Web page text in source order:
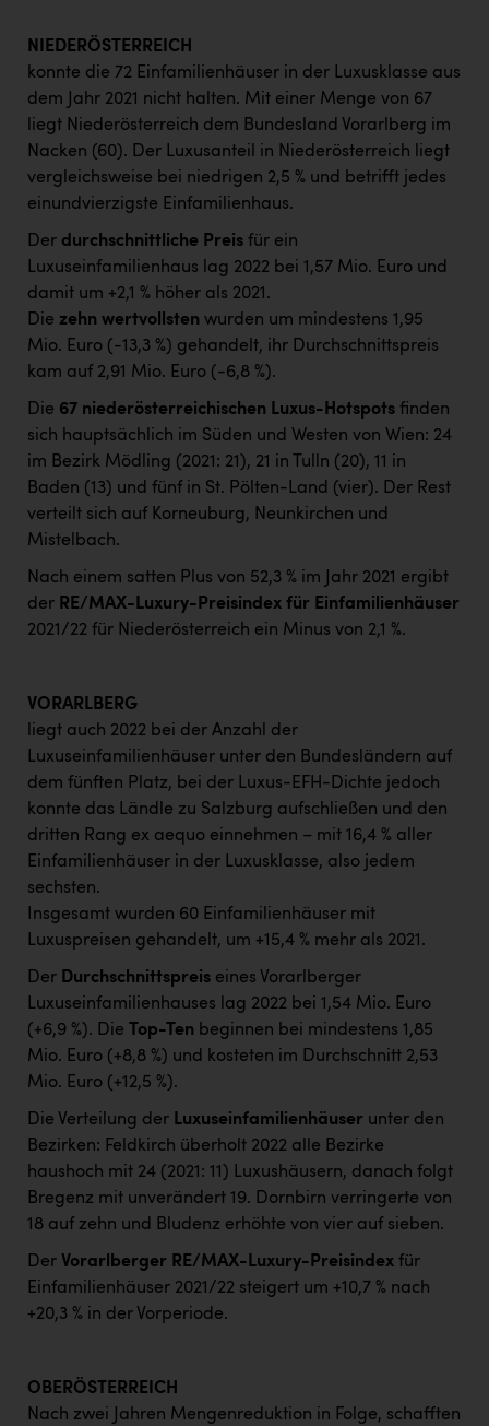
NIEDERÖSTERREICH
konnte die 72 Einfamilienhäuser in der Luxusklasse aus
dem Jahr 2021 nicht halten. Mit einer Menge von 67
liegt Niederösterreich dem Bundesland Vorarlberg im
Nacken (60). Der Luxusanteil in Niederösterreich liegt
vergleichsweise bei niedrigen 2,5 % und betrifft jedes
einundvierzigste Einfamilienhaus.
Der durchschnittliche Preis für ein
Luxuseinfamilienhaus lag 2022 bei 1,57 Mio. Euro und
damit um +2,1 % höher als 2021.
Die zehn wertvollsten wurden um mindestens 1,95
Mio. Euro (-13,3 %) gehandelt, ihr Durchschnittspreis
kam auf 2,91 Mio. Euro (-6,8 %).
Die 67 niederösterreichischen Luxus-Hotspots finden
sich hauptsächlich im Süden und Westen von Wien: 24
im Bezirk Mödling (2021: 21), 21 in Tulln (20), 11 in
Baden (13) und fünf in St. Pölten-Land (vier). Der Rest
verteilt sich auf Korneuburg, Neunkirchen und
Mistelbach.
Nach einem satten Plus von 52,3 % im Jahr 2021 ergibt
der RE/MAX-Luxury-Preisindex für Einfamilienhäuser
2021/22 für Niederösterreich ein Minus von 2,1 %.
VORARLBERG
liegt auch 2022 bei der Anzahl der
Luxuseinfamilienhäuser unter den Bundesländern auf
dem fünften Platz, bei der Luxus-EFH-Dichte jedoch
konnte das Ländle zu Salzburg aufschließen und den
dritten Rang ex aequo einnehmen – mit 16,4 % aller
Einfamilienhäuser in der Luxusklasse, also jedem
sechsten.
Insgesamt wurden 60 Einfamilienhäuser mit
Luxuspreisen gehandelt, um +15,4 % mehr als 2021.
Der Durchschnittspreis eines Vorarlberger
Luxuseinfamilienhauses lag 2022 bei 1,54 Mio. Euro
(+6,9 %). Die Top-Ten beginnen bei mindestens 1,85
Mio. Euro (+8,8 %) und kosteten im Durchschnitt 2,53
Mio. Euro (+12,5 %).
Die Verteilung der Luxuseinfamilienhäuser unter den
Bezirken: Feldkirch überholt 2022 alle Bezirke
haushoch mit 24 (2021: 11) Luxushäusern, danach folgt
Bregenz mit unverändert 19. Dornbirn verringerte von
18 auf zehn und Bludenz erhöhte von vier auf sieben.
Der Vorarlberger RE/MAX-Luxury-Preisindex für
Einfamilienhäuser 2021/22 steigert um +10,7 % nach
+20,3 % in der Vorperiode.
OBERÖSTERREICH
Nach zwei Jahren Mengenreduktion in Folge, schafften